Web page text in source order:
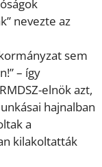
nevezte az
sem
– így
elnök azt,
hajnalban
a
kilakoltatták